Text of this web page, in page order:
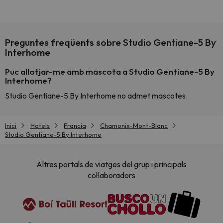
Preguntes freqüents sobre Studio Gentiane-5 By
Interhome
Puc allotjar-me amb mascota a Studio Gentiane-5 By
Interhome?
Studio Gentiane-5 By Interhome no admet mascotes.
Inici Hotels Francia
Chamonix-Mont-Blanc
Studio Gentiane-5 By Interhome
Altres portals de viatges del grup i principals
col·laboradors